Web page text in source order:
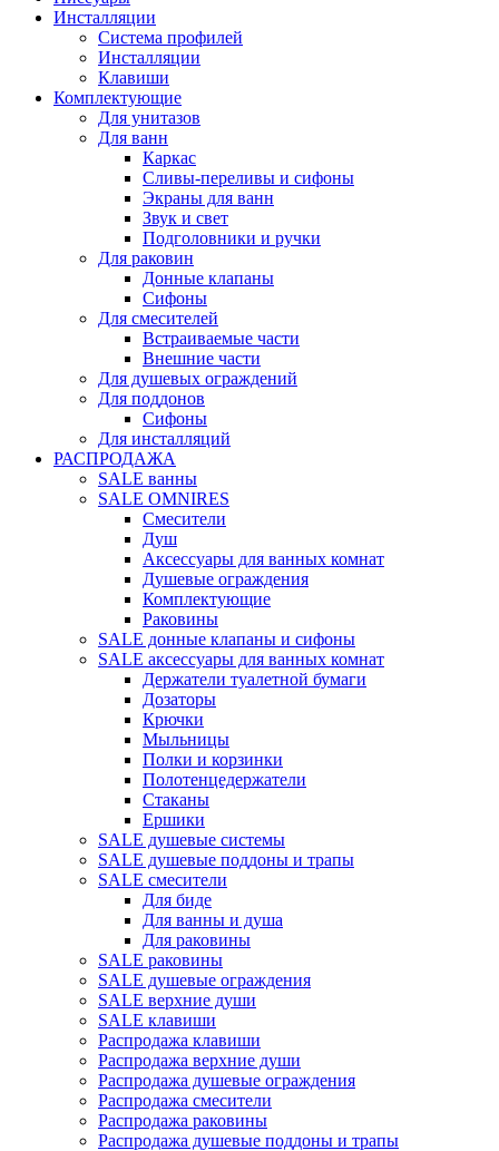
Инсталляции
Система профилей
Инсталляции
Клавиши
Комплектующие
Для унитазов
Для ванн
Каркас
Сливы-переливы и сифоны
Экраны для ванн
Звук и свет
Подголовники и ручки
Для раковин
Донные клапаны
Сифоны
Для смесителей
Встраиваемые части
Внешние части
Для душевых ограждений
Для поддонов
Сифоны
Для инсталляций
РАСПРОДАЖА
SALE ванны
SALE OMNIRES
Смесители
Душ
Аксессуары для ванных комнат
Душевые ограждения
Комплектующие
Раковины
SALE донные клапаны и сифоны
SALE аксессуары для ванных комнат
Держатели туалетной бумаги
Дозаторы
Крючки
Мыльницы
Полки и корзинки
Полотенцедержатели
Стаканы
Ершики
SALE душевые системы
SALE душевые поддоны и трапы
SALE смесители
Для биде
Для ванны и душа
Для раковины
SALE раковины
SALE душевые ограждения
SALE верхние души
SALE клавиши
Распродажа клавиши
Распродажа верхние души
Распродажа душевые ограждения
Распродажа смесители
Распродажа раковины
Распродажа душевые поддоны и трапы